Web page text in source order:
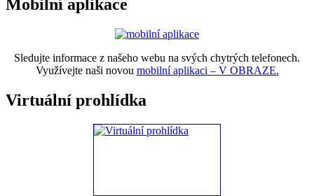
Mobilní aplikace
Sledujte informace z našeho webu na svých chytrých telefonech.
Využívejte naši novou mobilní aplikaci – V OBRAZE.
Virtuální prohlídka